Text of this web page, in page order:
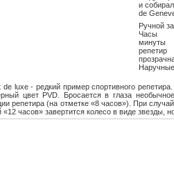
и
de
Ручной
Часы
минуты
репетир
luxe - редкий пример спортивного
цвет PVD. Бросается в глаза
репетира (на отметке «8 часов»). При
«12 часов» завертится колесо в виде звезды,